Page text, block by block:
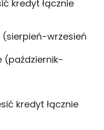
kredyt łącznie
wrzesień
(październik-
kredyt łącznie